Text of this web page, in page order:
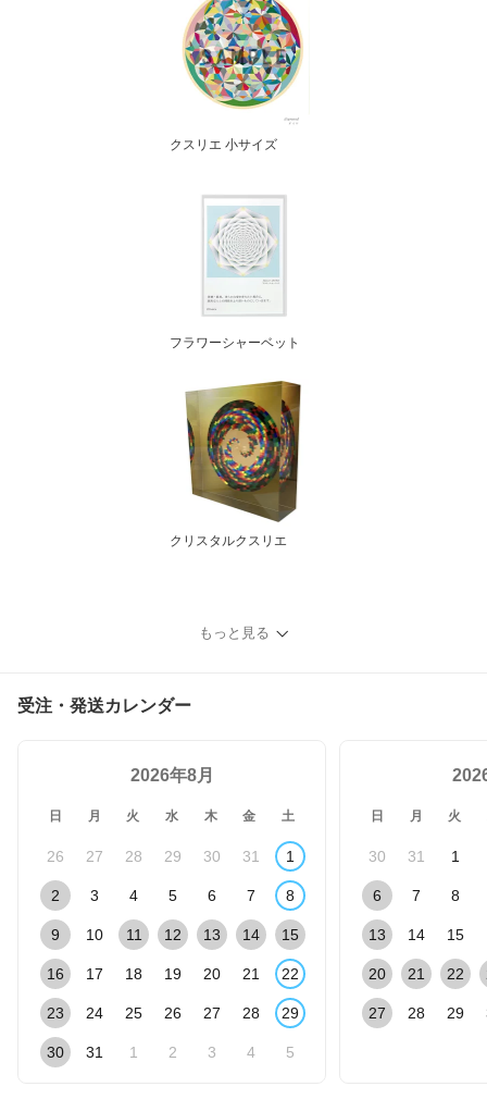
クスリエ 小サイズ
フラワーシャーベット
クリスタルクスリエ
もっと見る
受注・発送カレンダー
2026年8月
日 月 火 水 木 金 土
26 27 28 29 30 31 1
2 3 4 5 6 7 8
9 10 11 12 13 14 15
16 17 18 19 20 21 22
23 24 25 26 27 28 29
30 31 1 2 3 4 5
日 月 火
30 31 1
6 7 8
13 14 15
20 21 22
27 28 29